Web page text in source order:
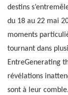
destins
du 18 au 22 mai
moments
tournant dans
EntreGenerating
révélations
sont à leur comble.